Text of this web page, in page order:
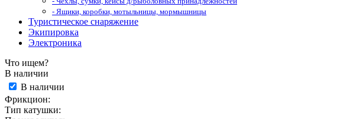
- Ящики, коробки, мотыльницы, мормышницы
Туристическое снаряжение
Экипировка
Электроника
Что ищем?
В наличии
В наличии
Фрикцион:
Тип катушки: